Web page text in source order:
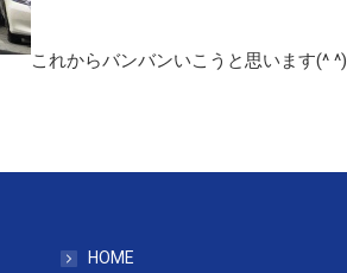
これからバンバンいこうと思います(^ ^)
HOME